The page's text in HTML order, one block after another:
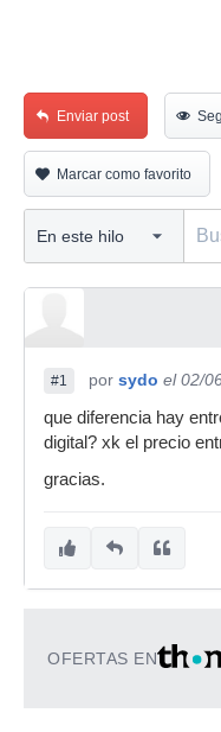
Enviar post
Marcar como favorito
#1 por sydo el 02/
que diferencia hay
digital? xk el precio
gracias.
OFERTAS EN